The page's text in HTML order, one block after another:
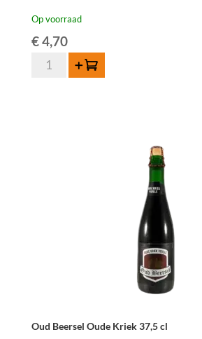
Op voorraad
€4,70
Lindemans Toevoegen
Oud Beersel Oude Kriek 37,5 cl